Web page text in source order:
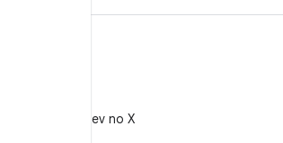
Siga @AndroidDev no X